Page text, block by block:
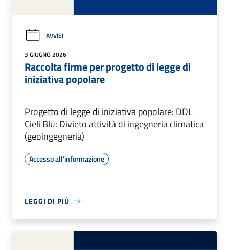
AVVISI
3 GIUGNO 2026
Raccolta firme per progetto di legge di
iniziativa popolare
Progetto di legge di iniziativa popolare: DDL
Cieli Blu: Divieto attività di ingegneria climatica
(geoingegneria)
Accesso all'informazione
LEGGI DI PIÙ